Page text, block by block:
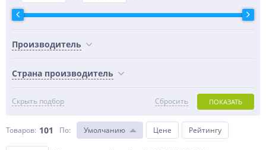
Производитель
Страна производитель
Скрыть подбор ПОКАЗАТЬ
Сбросить
Товаров: 101 По: Умолчанию Цене Рейтингу